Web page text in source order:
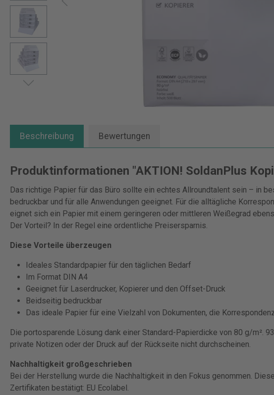
Beschreibung Bewertungen
Produktinformationen "AKTION! SoldanPlus
Das richtige Papier für das Büro sollte ein echtes Allroundtalent sein – in
bedruckbar und für alle Anwendungen geeignet. Für die alltägliche
eignet sich ein Papier mit einem geringeren oder mittleren Weißegrad
Der Vorteil? In der Regel eine ordentliche Preisersparnis.
Diese Vorteile überzeugen
Ideales Standardpapier für den täglichen Bedarf
Im Format DIN A4
Geeignet für Laserdrucker, Kopierer und den Offset-Druck
Beidseitig bedruckbar
Das ideale Papier für eine Vielzahl von Dokumenten, die
Die portosparende Lösung dank einer Standard-Papierdicke von 80 g/m².
private Notizen oder der Druck auf der Rückseite nicht durchscheinen.
Nachhaltigkeit großgeschrieben
Bei der Herstellung wurde die Nachhaltigkeit in den Fokus genommen.
Zertifikaten bestätigt: EU Ecolabel.